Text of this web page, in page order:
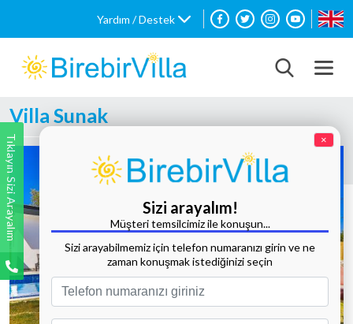
Yardım / Destek
Villa Sunak
Tıklayın Sizi Arayalım ×
Sizi arayalım!
Müşteri temsilcimiz ile konuşun...
Sizi arayabilmemiz için telefon numaranızı girin ve ne
zaman konuşmak istediğinizi seçin